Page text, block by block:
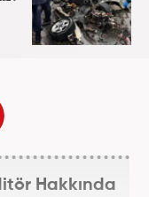
Hakkında